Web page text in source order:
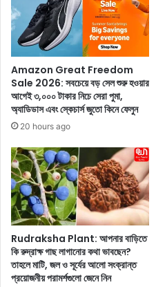
প
না
না
উ
চি
ত
রু
ন
Amazon Great Freedom
Sale 2026: সবচেয়ে বড় সেল শুরু হওয়ার
আগেই ৩,০০০ টাকার নিচে সেরা পুমা,
অ্যাডিডাস এবং স্কেচার্স জুতো কিনে ফেলুন
20 hours ago
Rudraksha Plant: আপনার বাড়িতে
কি রুদ্রাক্ষ গাছ লাগানোর কথা ভাবছেন?
তাহলে মাটি, জল ও সূর্যের আলো সংক্রান্ত
প্রয়োজনীয় পরামর্শগুলো জেনে নিন